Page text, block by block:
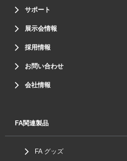
サポート
展示会情報
採用情報
お問い合わせ
会社情報
FA関連製品
FA グッズ